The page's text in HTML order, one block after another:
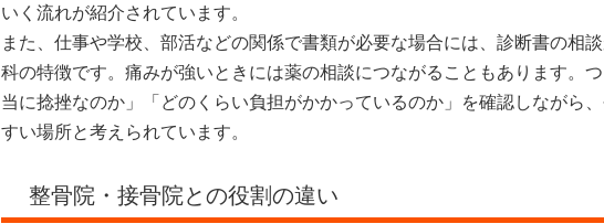
いく流れが紹介されています。
また、仕事や学校、部活などの関係で書類が必要な場合には、診断書の相
科の特徴です。痛みが強いときには薬の相談につながることもあります。
当に捻挫なのか」「どのくらい負担がかかっているのか」を確認しながら
すい場所と考えられています。
整骨院・接骨院との役割の違い